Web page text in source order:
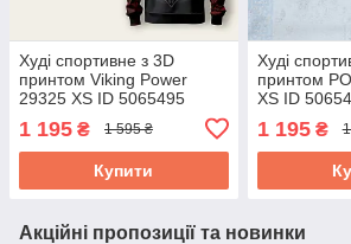
Худі спортивне з 3D
принтом Viking Power
29325 XS ID 5065495
1 195 ₴ 1 595 ₴
Купити
Худі
принтом
XS ID
1 195₴
Акційні пропозиції та новинки